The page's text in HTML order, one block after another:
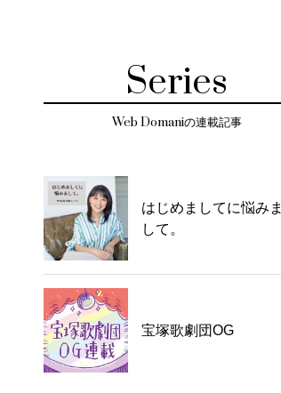
Series
Web Domaniの連載記事
はじめましてに悩みま
して。
宝塚歌劇団OG